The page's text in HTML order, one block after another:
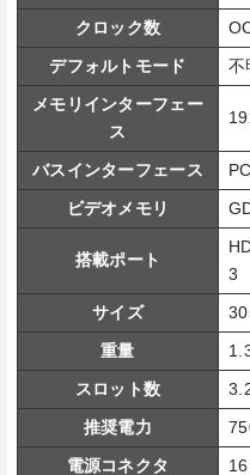
クロック数
デフォルトモード
不
メモリインターフェー
ス
バスインターフェース
ビデオメモリ
搭載ポート
3
サイズ
重量
スロット数
推奨電力
電源コネクタ